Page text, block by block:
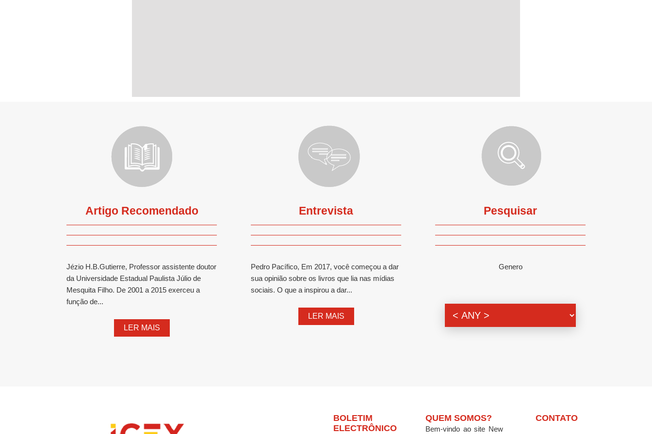
Artigo Recomendado
Jézio H.B.Gutierre, Professor assistente doutor
da Universidade Estadual Paulista Júlio de
Mesquita Filho. De 2001 a 2015 exerceu a
função de...
LER MAIS
Entrevista
Pedro Pacífico, Em 2017, você começou a dar
sua opinião sobre os livros que lia nas mídias
sociais. O que a inspirou a dar...
LER MAIS
Pesquisar
Genero
BOLETIM
ELECTRÔNICO
QUEM SOMOS?
Bem-vindo ao site New
CONTATO